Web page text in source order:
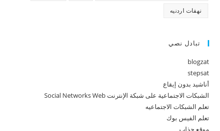
نهفات اردنيه
تبادل نصي
blogzat
stepsat
أناشيد بدون إيقاع
الشبكات الاجتماعية على شبكة الإنترنت Social Networks Web
تعلم الشبكات الاجتماعيه
تعلم الفيس بوك
موقع جذاب